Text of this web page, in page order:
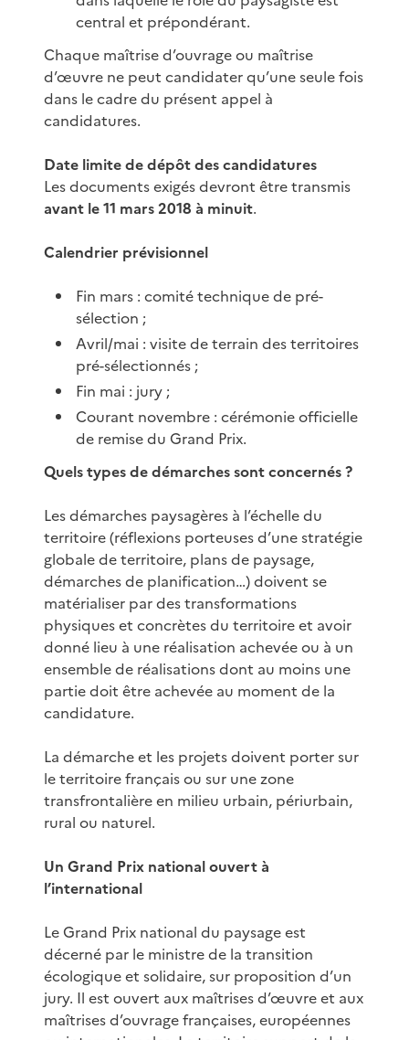
central et prépondérant.
Chaque maîtrise d’ouvrage ou maîtrise
d’œuvre ne peut candidater qu’une seule fois
dans le cadre du présent appel à
candidatures.
Date limite de dépôt des candidatures
Les documents exigés devront être transmis
avant le 11 mars 2018 à minuit.
Calendrier prévisionnel
Fin mars : comité technique de pré-
sélection ;
Avril/mai : visite de terrain des territoires
pré-sélectionnés ;
Fin mai : jury ;
Courant novembre : cérémonie officielle
de remise du Grand Prix.
Quels types de démarches sont concernés ?
Les démarches paysagères à l’échelle du
territoire (réflexions porteuses d’une stratégie
globale de territoire, plans de paysage,
démarches de planification…) doivent se
matérialiser par des transformations
physiques et concrètes du territoire et avoir
donné lieu à une réalisation achevée ou à un
ensemble de réalisations dont au moins une
partie doit être achevée au moment de la
candidature.
La démarche et les projets doivent porter sur
le territoire français ou sur une zone
transfrontalière en milieu urbain, périurbain,
rural ou naturel.
Un Grand Prix national ouvert à
l’international
Le Grand Prix national du paysage est
décerné par le ministre de la transition
écologique et solidaire, sur proposition d’un
jury. Il est ouvert aux maîtrises d’œuvre et aux
maîtrises d’ouvrage françaises, européennes